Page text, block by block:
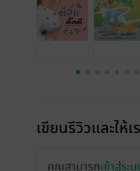
เขียนรีวิวและให้
คุณสามารถเข้าสู่ระ